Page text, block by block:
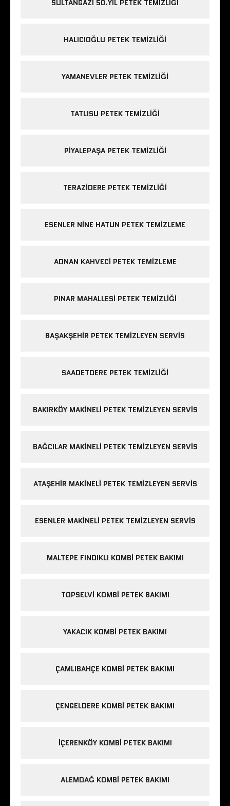
SULTANGAZI 50.YIL PETEK TEMIZLIĞI
HALICIOĞLU PETEK TEMIZLIĞI
YAMANEVLER PETEK TEMIZLIĞI
TATLISU PETEK TEMIZLIĞI
PIYALEPAŞA PETEK TEMIZLIĞI
TERAZIDERE PETEK TEMIZLIĞI
ESENLER NINE HATUN PETEK TEMIZLEME
ADNAN KAHVECI PETEK TEMIZLEME
PINAR MAHALLESI PETEK TEMIZLIĞI
BAŞAKŞEHIR PETEK TEMIZLEYEN SERVIS
SAADETDERE PETEK TEMIZLIĞI
BAKIRKÖY MAKINELI PETEK TEMIZLEYEN SERVIS
BAĞCILAR MAKINELI PETEK TEMIZLEYEN SERVIS
ATAŞEHIR MAKINELI PETEK TEMIZLEYEN SERVIS
ESENLER MAKINELI PETEK TEMIZLEYEN SERVIS
MALTEPE FINDIKLI KOMBI PETEK BAKIMI
TOPSELVI KOMBI PETEK BAKIMI
YAKACIK KOMBI PETEK BAKIMI
ÇAMLIBAHÇE KOMBI PETEK BAKIMI
ÇENGELDERE KOMBI PETEK BAKIMI
IÇERENKÖY KOMBI PETEK BAKIMI
ALEMDAĞ KOMBI PETEK BAKIMI